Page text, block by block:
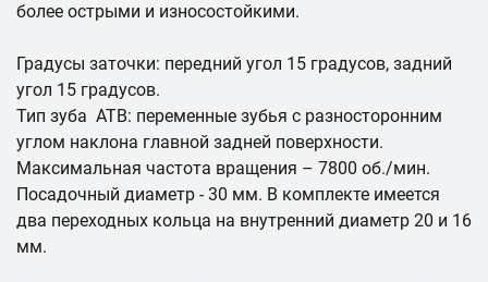
более острыми и износостойкими.
Градусы заточки: передний угол 15 градусов, задний
угол 15 градусов.
Тип зуба ATB: переменные зубья с разносторонним
углом наклона главной задней поверхности.
Максимальная частота вращения – 7800 об./мин.
Посадочный диаметр - 30 мм. В комплекте имеется
два переходных кольца на внутренний диаметр 20 и 16
мм.